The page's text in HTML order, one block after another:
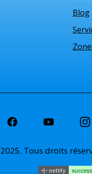
Blog
Tous droits